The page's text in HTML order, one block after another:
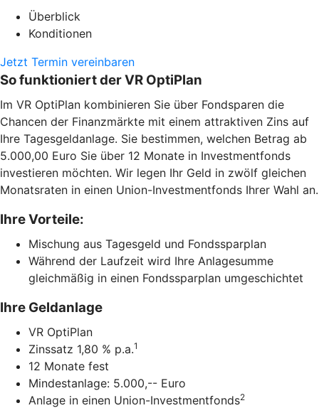
Überblick
Konditionen
Jetzt Termin vereinbaren
So funktioniert der VR OptiPlan
Im VR OptiPlan kombinieren Sie über Fondsparen die
Chancen der Finanzmärkte mit einem attraktiven Zins auf
Ihre Tagesgeldanlage. Sie bestimmen, welchen Betrag ab
5.000,00 Euro Sie über 12 Monate in Investmentfonds
investieren möchten. Wir legen Ihr Geld in zwölf gleichen
Monatsraten in einen Union-Investmentfonds Ihrer Wahl an.
Ihre Vorteile:
Mischung aus Tagesgeld und Fondssparplan
Während der Laufzeit wird Ihre Anlagesumme
gleichmäßig in einen Fondssparplan umgeschichtet
Ihre Geldanlage
VR OptiPlan
Zinssatz 1,80 % p.a.1
12 Monate fest
Mindestanlage: 5.000,-- Euro
Anlage in einen Union-Investmentfonds2